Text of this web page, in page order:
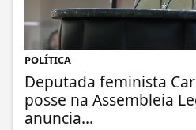
POLÍTICA
Deputada feminista
posse na Assembleia
anuncia...